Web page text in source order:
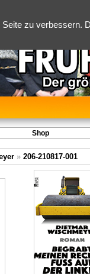
zu verbessern.
Shop
» 206-210817-001